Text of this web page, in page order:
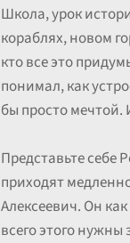
Школа, урок
кораблях, новом
кто все это
понимал, как
бы просто
Представьте себе
приходят
Алексеевич. Он
всего этого